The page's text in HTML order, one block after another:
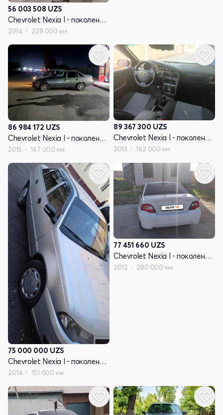
56 003 508 UZS
Chevrolet Nexia I - поколение рестайлинг
2014 228 000 км
86 984 172 UZS
Chevrolet Nexia I - поколение рестайлинг
2015 167 000 км
89 367 300 UZS
Chevrolet Nexia I - поколение рестайлинг
2013 162 000 км
75 000 000 UZS
Chevrolet Nexia I - поколение рестайлинг
2014 151 000 км
77 451 660 UZS
Chevrolet Nexia I - поколение рестайлинг
2012 280 000 км